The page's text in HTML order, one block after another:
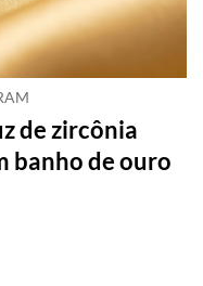
de zircônia
banho de ouro